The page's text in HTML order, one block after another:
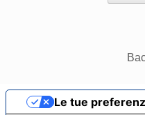
Le tue